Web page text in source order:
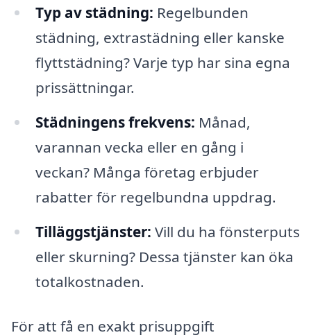
Typ av städning: Regelbunden
städning, extrastädning eller kanske
flyttstädning? Varje typ har sina egna
prissättningar.
Städningens frekvens: Månad,
varannan vecka eller en gång i
veckan? Många företag erbjuder
rabatter för regelbundna uppdrag.
Tilläggstjänster: Vill du ha fönsterputs
eller skurning? Dessa tjänster kan öka
totalkostnaden.
För att få en exakt prisuppgift